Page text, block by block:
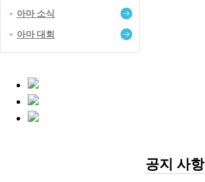
아마 소식
아마 대회
공지 사항